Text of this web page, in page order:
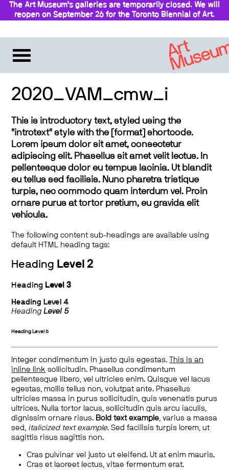
The Art Museum’s galleries are temporarily closed. We will
reopen on September 26 for the Toronto Biennial of Art.
2020_VAM_cmw_i
This is introductory text, styled using the
"introtext" style with the [format] shortcode.
Lorem ipsum dolor sit amet, consectetur
adipiscing elit. Phasellus sit amet velit lectus. In
pellentesque dolor eu tempus lacinia. Ut blandit
eu tellus sed facilisis. Nunc pharetra tristique
turpis, nec commodo quam interdum vel. Proin
ornare purus at tortor pretium, eu gravida elit
vehicula.
The following content sub-headings are available using
default HTML heading tags:
Heading Level 2
Heading Level 3
Heading Level 4
HeadingLevel 5
Heading Level 6
Integer condimentum in justo quis egestas.
This is an
inline link sollicitudin. Phasellus condimentum
pellentesque libero, vel ultricies enim. Quisque vel lacus
egestas, mollis tellus non, volutpat ante. Phasellus
ultricies massa in purus sollicitudin, quis venenatis purus
ultrices. Nulla tortor lacus, sollicitudin quis arcu iaculis,
dignissim ornare risus. Bold text example, varius a massa
sed, italicized text example. Sed facilisis turpis lorem, ut
sagittis risus sagittis non.
Cras pulvinar vel justo ut eleifend. Ut at enim mauris.
Cras et laoreet lectus, vitae fermentum erat.